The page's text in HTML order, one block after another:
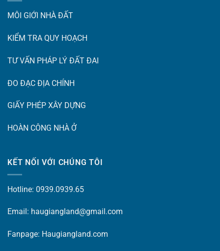
MÔI GIỚI NHÀ ĐẤT
KIỂM TRA QUY HOẠCH
TƯ VẤN PHÁP LÝ ĐẤT ĐAI
ĐO ĐẠC ĐỊA CHÍNH
GIẤY PHÉP XÂY DỰNG
HOÀN CÔNG NHÀ Ở
KẾT NỐI VỚI CHÚNG TÔI
Hotline: 0939.0939.65
Email: haugiangland@gmail.com
Fanpage: Haugiangland.com